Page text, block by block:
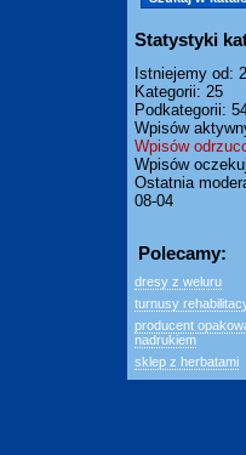
Statystyki
Istniejemy od:
Kategorii: 25
Podkategorii:
Wpisów
Wpisów
Wpisów
Ostatnia
08-04
Polecamy:
dresy z weluru
turnusy
producent
nadrukiem
sklep z herbatami